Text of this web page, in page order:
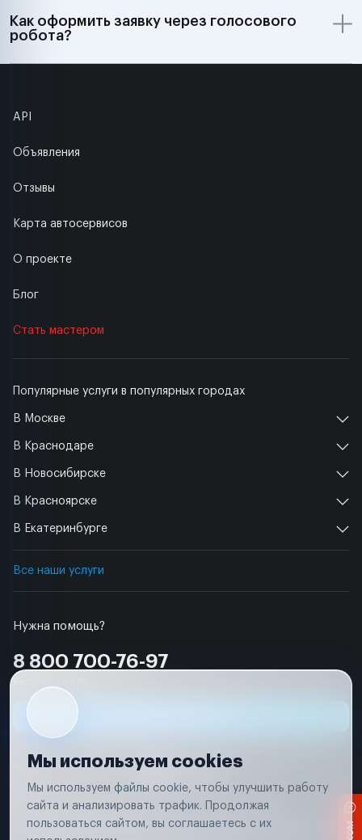
Как оформить заявку через голосового
робота?
Нужна помощь?
8 800 700-76-97
Популярные услуги в популярных городах
В Москве
В Краснодаре
В Новосибирске
В Красноярске
В Екатеринбурге
Все наши услуги
API
Объявления
Отзывы
Карта автосервисов
О проекте
Блог
Стать мастером
Условия использования
Удаление аккаунта
Вся информация, представленная на сайте, носит исключительно
Мы используем cookies
Мы используем файлы cookie, чтобы улучшить работу
сайта и анализировать трафик. Продолжая
пользоваться сайтом, вы соглашаетесь с их